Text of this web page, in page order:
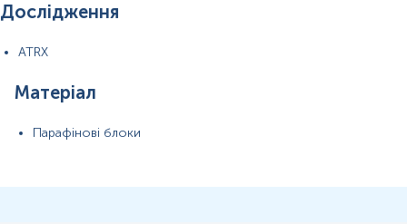
Дослідження
ATRX
Матеріал
Парафінові блоки